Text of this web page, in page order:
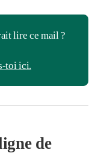
lire ce mail ?
toi ici.
de